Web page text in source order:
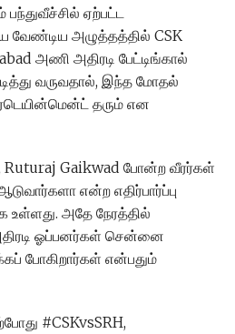
பந்துவீச்சில் ஏற்பட்ட
வேண்டிய அழுத்தத்தில் CSK
அணி அதிரடி பேட்டிங்கால்
வருவதால், இந்த மோதல்
தரும் என
Ruturaj Gaikwad போன்ற வீரர்கள்
என்ற எதிர்பார்ப்பு
உள்ளது. அதே நேரத்தில்
ஓப்பனர்கள் சென்னை
போகிறார்கள் என்பதும்
#CSKvsSRH,